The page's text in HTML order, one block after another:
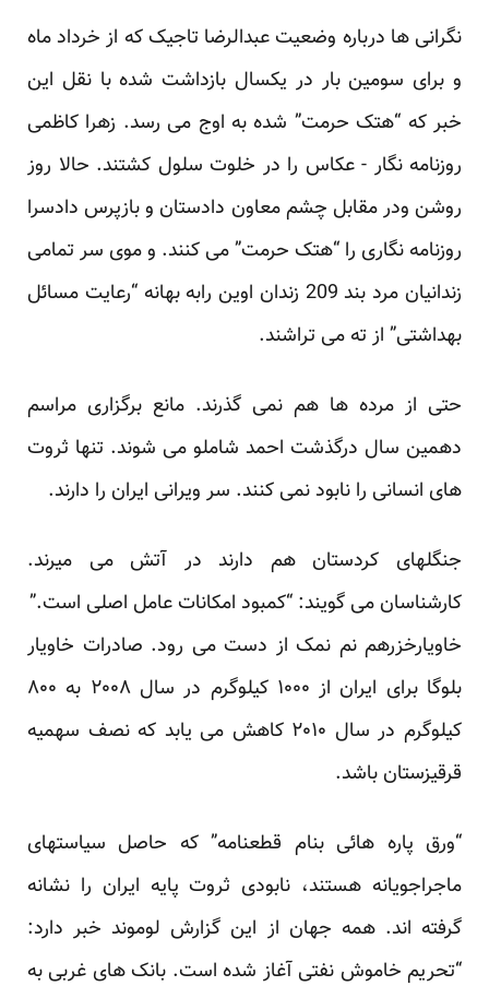
نگرانی ها درباره وضعیت عبدالرضا تاجیک که از خرداد ماه
و برای سومین بار در یکسال بازداشت شده با نقل این
خبر که “هتک حرمت” شده به اوج می رسد. زهرا کاظمی
روزنامه نگار - عکاس را در خلوت سلول کشتند. حالا روز
روشن ودر مقابل چشم معاون دادستان و بازپرس دادسرا
روزنامه نگاری را “هتک حرمت” می کنند. و موی سر تمامی
زندانیان مرد بند 209 زندان اوین رابه بهانه “رعایت مسائل
بهداشتی” از ته می تراشند.
حتی از مرده ها هم نمی گذرند. مانع برگزاری مراسم
دهمین سال درگذشت احمد شاملو می شوند. تنها ثروت
های انسانی را نابود نمی کنند. سر ویرانی ایران را دارند.
جنگلهای کردستان هم دارند در آتش می میرند.
کارشناسان می گویند: “کمبود امکانات عامل اصلی است.”
خاویارخزرهم نم نمک از دست می رود. صادرات خاویار
بلوگا برای ایران از ۱۰۰۰ کیلوگرم در سال ۲۰۰۸ به ۸۰۰
کیلوگرم در سال ۲۰۱۰ کاهش می یابد که نصف سهمیه
قرقیزستان باشد.
“ورق پاره هائی بنام قطعنامه” که حاصل سیاستهای
ماجراجویانه هستند، نابودی ثروت پایه ایران را نشانه
گرفته اند. همه جهان از این گزارش لوموند خبر دارد:
“تحریم خاموش نفتی آغاز شده است. بانک های غربی به